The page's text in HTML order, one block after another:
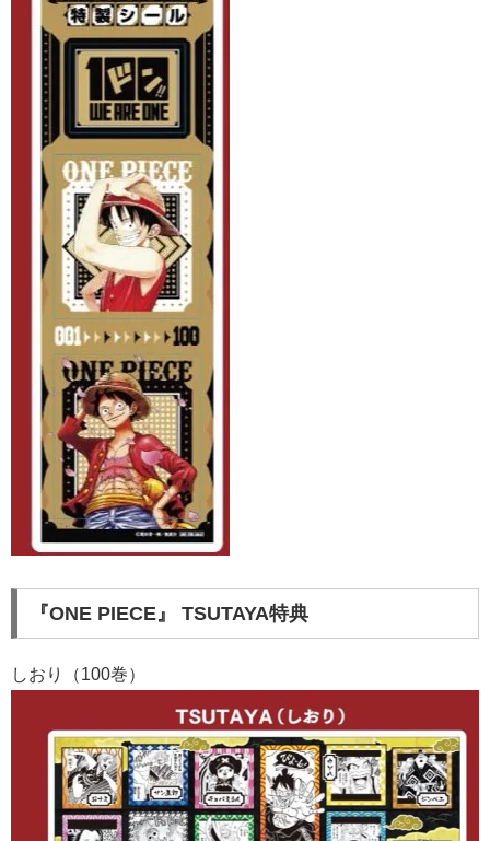
『ONE PIECE』 TSUTAYA特典
しおり（100巻）